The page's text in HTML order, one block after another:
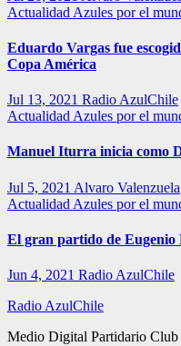
Actualidad Azules por el
Eduardo Vargas fue
Copa América
Jul 13, 2021 Radio AzulChile
Actualidad Azules por el
Manuel Iturra inicia como
Jul 5, 2021 Alvaro Valenzuela
Actualidad Azules por el
El gran partido de Eugenio
Jun 4, 2021 Radio AzulChile
Radio AzulChile
Medio Digital Partidario